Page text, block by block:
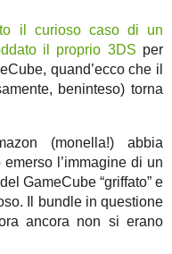
il curioso caso di un
il proprio 3DS per
quand’ecco che il
beninteso) torna
(monella!) abbia
l’immagine di un
GameCube “griffato” e
Il bundle in questione
ancora non si erano